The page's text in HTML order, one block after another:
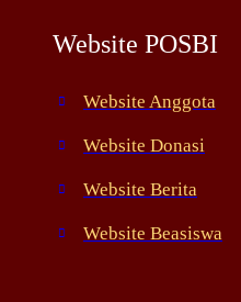
Website POSBI
Website Anggota
Website Donasi
Website Berita
Website Beasiswa